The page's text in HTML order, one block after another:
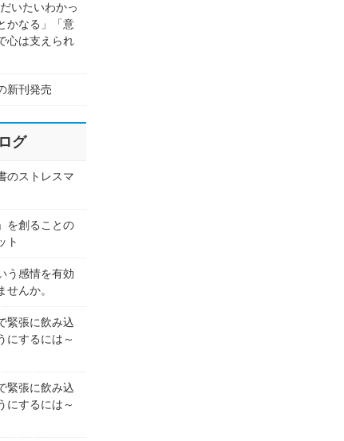
いたいわかっ
かなる」「意
心は支えられ
新刊発売
グ
のストレスマ
を創ることの
ト
う感情を有効
せんか。
緊張に飲み込
にするには～
緊張に飲み込
にするには～